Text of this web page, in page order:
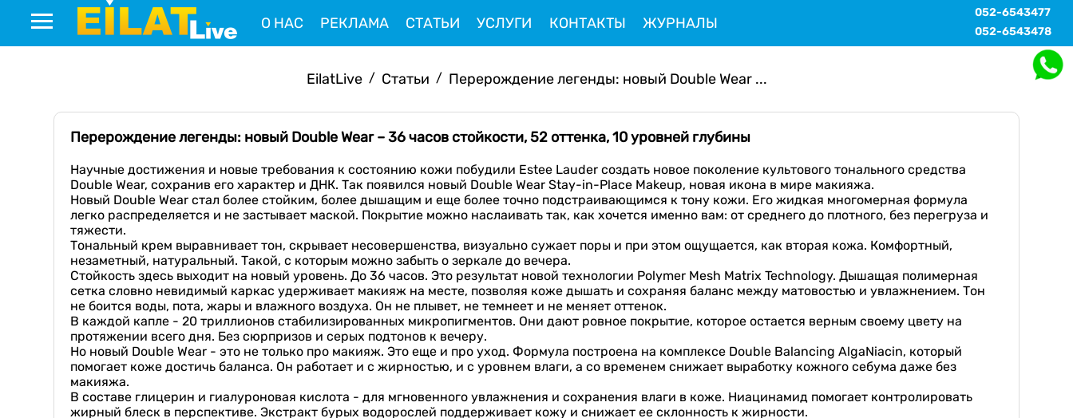
О НАС РЕКЛАМА СТАТЬИ УСЛУГИ КОНТАКТЫ ЖУРНАЛЫ
052-6543477
052-6543478
EilatLive / Статьи / Перерождение легенды: новый Double Wear ...
Перерождение легенды: новый Double Wear – 36 часов стойкости, 52 оттенка, 10 уровней глубины
Научные достижения и новые требования к состоянию кожи побудили Estee Lauder создать новое поколение культового тонального средства
Double Wear, сохранив его характер и ДНК. Так появился новый Double Wear Stay-in-Place Makeup, новая икона в мире макияжа.
Новый Double Wear стал более стойким, более дышащим и еще более точно подстраивающимся к тону кожи. Его жидкая многомерная формула
легко распределяется и не застывает маской. Покрытие можно наслаивать так, как хочется именно вам: от среднего до плотного, без перегруза и
тяжести.
Тональный крем выравнивает тон, скрывает несовершенства, визуально сужает поры и при этом ощущается, как вторая кожа. Комфортный,
незаметный, натуральный. Такой, с которым можно забыть о зеркале до вечера.
Стойкость здесь выходит на новый уровень. До 36 часов. Это результат новой технологии Polymer Mesh Matrix Technology. Дышащая полимерная
сетка словно невидимый каркас удерживает макияж на месте, позволяя коже дышать и сохраняя баланс между матовостью и увлажнением. Тон
не боится воды, пота, жары и влажного воздуха. Он не плывет, не темнеет и не меняет оттенок.
В каждой капле - 20 триллионов стабилизированных микропигментов. Они дают ровное покрытие, которое остается верным своему цвету на
протяжении всего дня. Без сюрпризов и серых подтонов к вечеру.
Но новый Double Wear - это не только про макияж. Это еще и про уход. Формула построена на комплексе Double Balancing AlgaNiacin, который
помогает коже достичь баланса. Он работает и с жирностью, и с уровнем влаги, а со временем снижает выработку кожного себума даже без
макияжа.
В составе глицерин и гиалуроновая кислота - для мгновенного увлажнения и сохранения влаги в коже. Ниацинамид помогает контролировать
жирный блеск в перспективе. Экстракт бурых водорослей поддерживает кожу и снижает ее склонность к жирности.